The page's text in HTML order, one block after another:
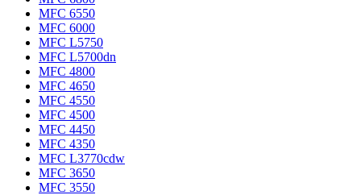
MFC 6550
MFC 6000
MFC L5750
MFC L5700dn
MFC 4800
MFC 4650
MFC 4550
MFC 4500
MFC 4450
MFC 4350
MFC L3770cdw
MFC 3650
MFC 3550